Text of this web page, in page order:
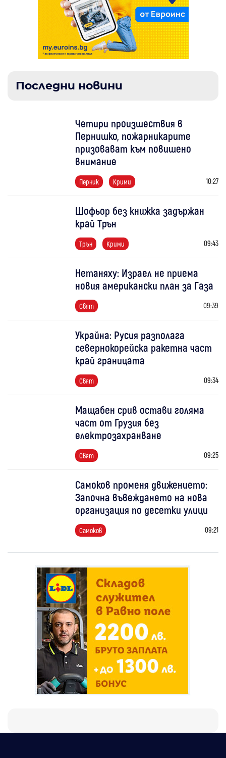
Последни новини
Четири произшествия в
Пернишко, пожарникарите
призовават към повишено
внимание
Перник Крими 10:27
Шофьор без книжка задържан
край Трън
Трън Крими 09:43
Нетаняху: Израел не приема
новия американски план за Газа
Свят 09:39
Украйна: Русия разполага
севернокорейска ракетна част
край границата
Свят 09:34
Мащабен срив остави голяма
част от Грузия без
електрозахранване
Свят 09:25
Самоков променя движението:
Започна въвеждането на нова
организация по десетки улици
Самоков 09:21